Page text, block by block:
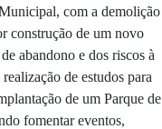
com a demolição
construção de um novo
abandono e dos riscos à
de estudos para
de um Parque de
fomentar eventos,